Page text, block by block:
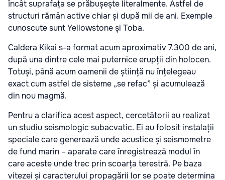
încât suprafața se prăbușește literalmente. Astfel de
structuri rămân active chiar și după mii de ani. Exemple
cunoscute sunt Yellowstone și Toba.
Caldera Kikai s-a format acum aproximativ 7.300 de ani,
după una dintre cele mai puternice erupții din holocen.
Totuși, până acum oamenii de știință nu înțelegeau
exact cum astfel de sisteme „se refac” și acumulează
din nou magmă.
Pentru a clarifica acest aspect, cercetătorii au realizat
un studiu seismologic subacvatic. Ei au folosit instalații
speciale care generează unde acustice și seismometre
de fund marin – aparate care înregistrează modul în
care aceste unde trec prin scoarța terestră. Pe baza
vitezei și caracterului propagării lor se poate determina